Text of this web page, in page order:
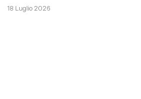
18 Luglio 2026